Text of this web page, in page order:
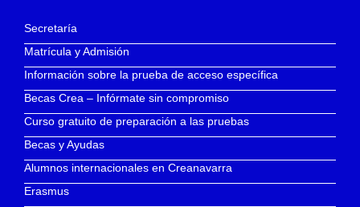
Secretaría
Matrícula y Admisión
Información sobre la prueba de acceso específica
Becas Crea – Infórmate sin compromiso
Curso gratuito de preparación a las pruebas
Becas y Ayudas
Alumnos internacionales en Creanavarra
Erasmus